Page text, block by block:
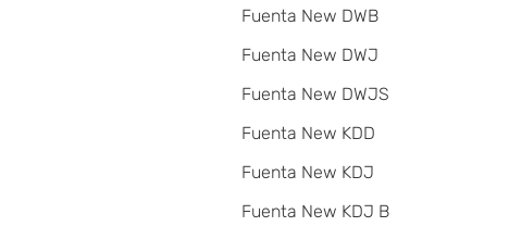
Fuenta New DWB
Fuenta New DWJ
Fuenta New DWJS
Fuenta New KDD
Fuenta New KDJ
Fuenta New KDJ B